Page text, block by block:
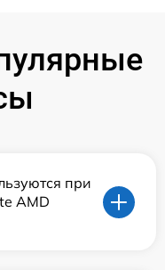
при
AMD